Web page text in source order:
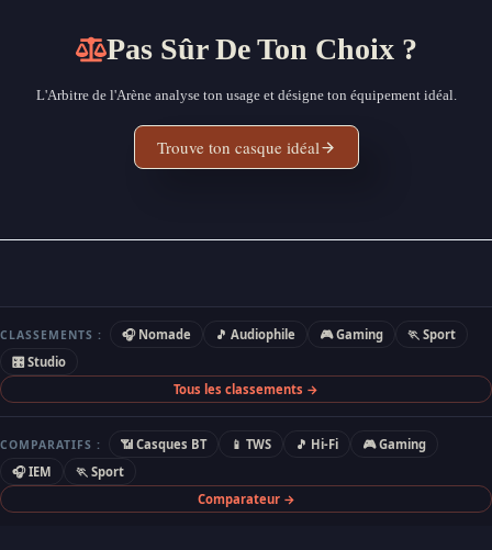
Pas Sûr De Ton Choix ?
L'Arbitre de l'Arène analyse ton usage et désigne ton équipement idéal.
Trouve ton casque idéal
CLASSEMENTS : 🎧 Nomade 🎵 Audiophile 🎮 Gaming
🏃 Sport
🎛 Studio
Tous les classements →
COMPARATIFS : 📶 Casques BT 📱 TWS 🎵 Hi-Fi
🎮 Gaming
🎧 IEM
🏃 Sport
Comparateur →